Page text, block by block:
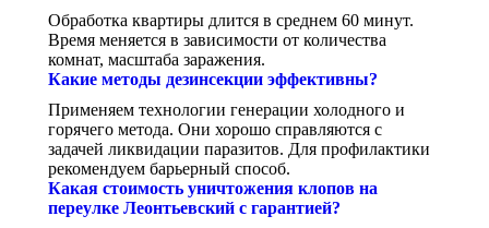
Обработка квартиры длится в среднем 60 минут.
Время меняется в зависимости от количества
комнат, масштаба заражения.
Какие методы дезинсекции эффективны?
Применяем технологии генерации холодного и
горячего метода. Они хорошо справляются с
задачей ликвидации паразитов. Для профилактики
рекомендуем барьерный способ.
Какая стоимость уничтожения клопов на
переулке Леонтьевский с гарантией?